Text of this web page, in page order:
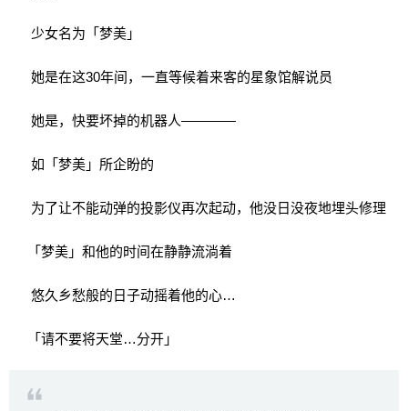
少女名为「梦美」
她是在这30年间，一直等候着来客的星象馆解说员
她是，快要坏掉的机器人————
如「梦美」所企盼的
为了让不能动弹的投影仪再次起动，他没日没夜地埋头修理
「梦美」和他的时间在静静流淌着
悠久乡愁般的日子动摇着他的心…
「请不要将天堂…分开」